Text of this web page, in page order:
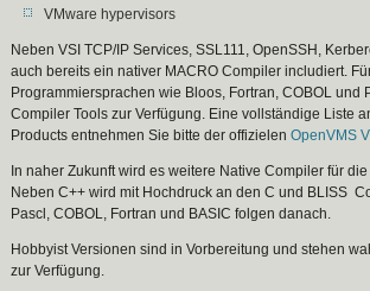
VMware hypervisors
Neben VSI TCP/IP Services, SSL111, OpenSSH,
auch bereits ein nativer MACRO Compiler includiert.
Programmiersprachen wie Bloos, Fortran, COBOL und
Compiler Tools zur Verfügung. Eine vollständige Liste
Products entnehmen Sie bitte der offizielenOpenVMS
In naher Zukunft wird es weitere Native Compiler für
Neben C++ wird mit Hochdruck an den C und BLISS
Pascl, COBOL, Fortran und BASIC folgen danach.
Hobbyist Versionen sind in Vorbereitung und stehen
zur Verfügung.